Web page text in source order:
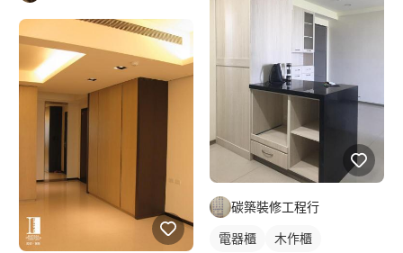
碳築裝修工程行
電器櫃 木作櫃